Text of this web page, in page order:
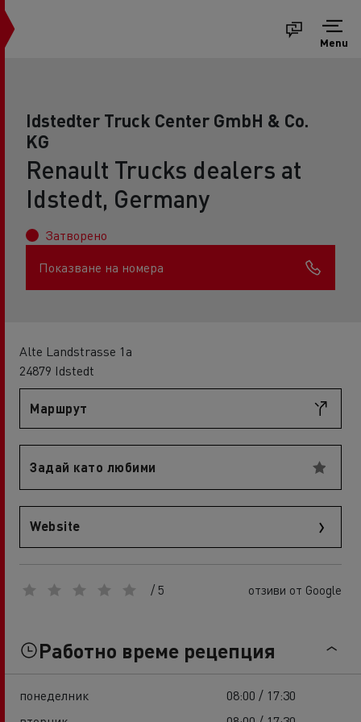
Menu
Idstedter Truck Center GmbH & Co.
KG
Renault Trucks dealers at
Idstedt, Germany
Затворено
Показване на номера
Alte Landstrasse 1a
24879 Idstedt
Маршрут
Задай като любими
Website
/ 5 отзиви от Google
Работно време рецепция
понеделник
08:00 / 17:30